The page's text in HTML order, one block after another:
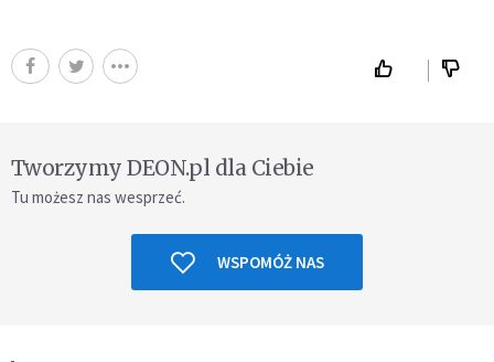
Tworzymy DEON.pl dla Ciebie
Tu możesz nas wesprzeć.
WSPOMÓŻ NAS